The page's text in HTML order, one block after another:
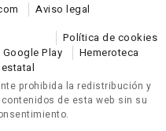
Aviso legal
Política de cookies
Play
Hemeroteca
prohibida la redistribución y
de esta web sin su